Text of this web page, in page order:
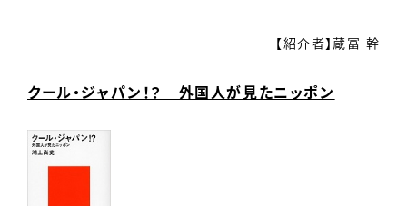
【紹介者】蔵冨 幹
クール・ジャパン！？―外国人が見たニッポン